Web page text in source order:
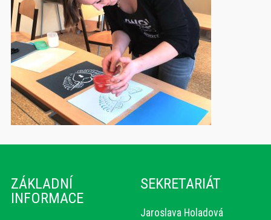
ZÁKLADNÍ
INFORMACE
SEKRETARIÁT
Jaroslava Holadová